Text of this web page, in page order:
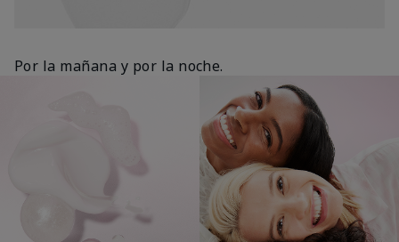
Por la mañana y por la noche.